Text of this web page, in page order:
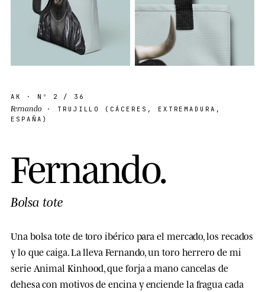
AK · Nº 2 / 36
Fernando · TRUJILLO (CÁCERES, EXTREMADURA,
ESPAÑA)
Fernando.
Bolsa tote
Una bolsa tote de toro ibérico para el mercado, los recados
y lo que caiga. La lleva Fernando, un toro herrero de mi
serie Animal Kinhood, que forja a mano cancelas de
dehesa con motivos de encina y enciende la fragua cada